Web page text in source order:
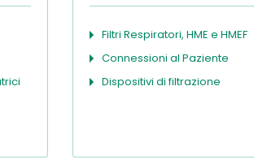
Filtri Respiratori, HME e HMEF
Connessioni al Paziente
Dispositivi di filtrazione